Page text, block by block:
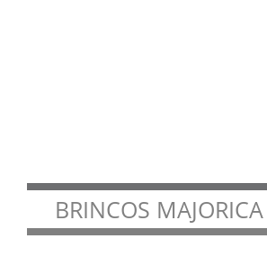
BRINCOS